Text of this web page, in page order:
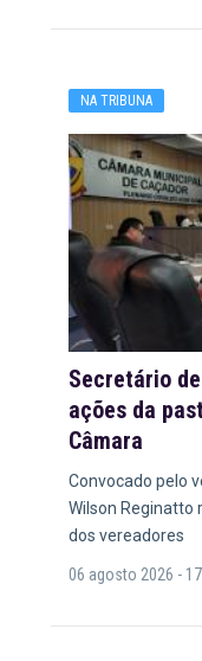
NA TRIBUNA
Secretário
ações da
Câmara
Convocado pelo
Wilson Reginatto
dos vereadores
06 agosto 2026 -